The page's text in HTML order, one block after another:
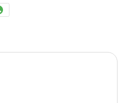
Compartir